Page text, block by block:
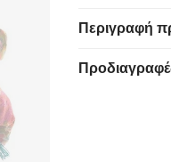
Περιγραφή